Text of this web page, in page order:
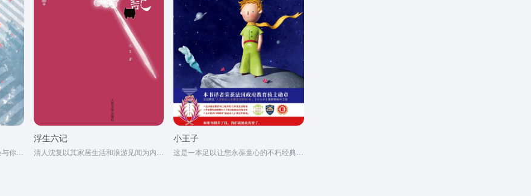
那个你念念不忘的人，总有一天会与你再次相遇。
浮生六记
清人沈复以其家居生活和浪游见闻为内容写成的《浮生六记》，为中国文学史上的一支奇葩。
小王子
这是一本足以让您永葆童心的不朽经典，被全球亿万读者誉为人生必读书。